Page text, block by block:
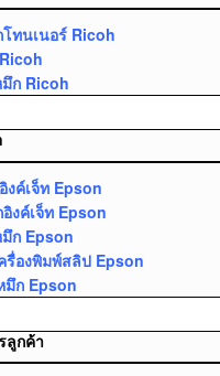
ทนเนอร์ Ricoh
ก Ricoh
งค์เจ็ท Epson
งค์เจ็ท Epson
ก Epson
รื่องพิมพ์สลิป Epson
ก Epson
ลูกค้า